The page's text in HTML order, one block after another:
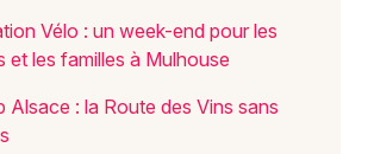
Vélo : un week-end pour les
et les familles à Mulhouse
Alsace : la Route des Vins sans